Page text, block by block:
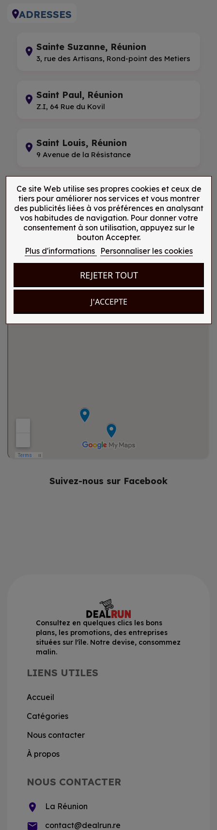
ADRESSES
Sainte Suzanne, Réunion
3, rue des Artisans, Rond-point des Metiers
Saint Paul, Réunion
Z.I, 64 Rue du Kovil
Saint Louis, Réunion
9 Avenue de la Résistance
Saint Pierre, Réunion
13 Rue Bory St Vincent
+262 262 91 01 12
Suivez-nous sur Facebook
Ce site Web utilise ses propres cookies et ceux de
tiers pour améliorer nos services et vous montrer
des publicités liées à vos préférences en analysant
vos habitudes de navigation. Pour donner votre
consentement à son utilisation, appuyez sur le
bouton Accepter.
Plus d'informations
Personnaliser les cookies
REJETER TOUT
J'ACCEPTE
Consultez en quelques clics les bons
plans, les promotions, des entreprises
situées sur l'île. Notre devise, consommez
malin.
LIENS UTILES
Accueil
Catégories
Nous contacter
À propos
NOUS CONTACTER
location_on La Réunion
email contact@dealrun.re